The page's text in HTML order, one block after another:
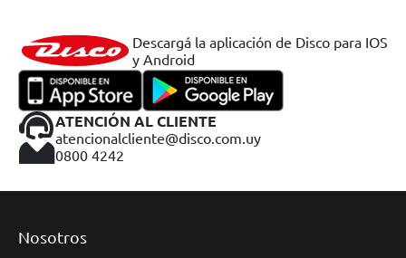
Descargá la aplicación de Disco para IOS
y Android
ATENCIÓN AL CLIENTE
atencionalcliente@disco.com.uy
0800 4242
Nosotros